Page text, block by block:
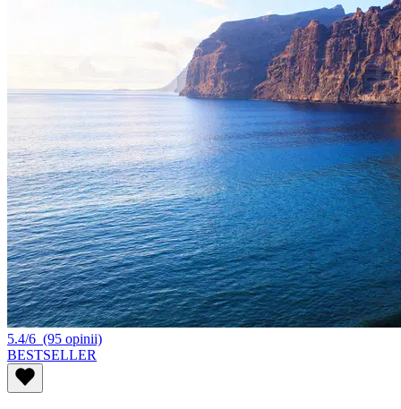
5.4/6 (95 opinii)
BESTSELLER